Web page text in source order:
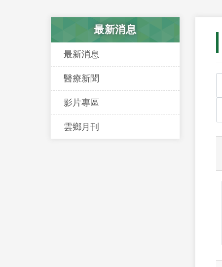
最新消息
最新消息
醫療新聞
影片專區
雲鄉月刊